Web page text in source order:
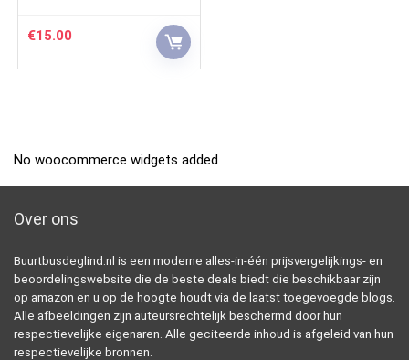
€15.00
No woocommerce widgets added
Over ons
Buurtbusdeglind.nl is een moderne alles-in-één prijsvergelijkings- en
beoordelingswebsite die de beste deals biedt die beschikbaar zijn
op amazon en u op de hoogte houdt via de laatst toegevoegde blogs.
Alle afbeeldingen zijn auteursrechtelijk beschermd door hun
respectievelijke eigenaren. Alle geciteerde inhoud is afgeleid van hun
respectievelijke bronnen.